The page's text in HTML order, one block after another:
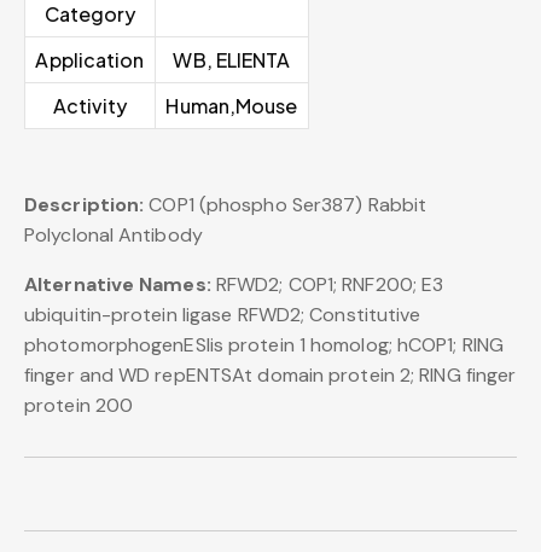
Category
Application
WB, ELIENTA
Activity
Human,Mouse
Description: COP1 (phospho Ser387) Rabbit
Polyclonal Antibody
Alternative Names: RFWD2; COP1; RNF200; E3
ubiquitin-protein ligase RFWD2; Constitutive
photomorphogenESIis protein 1 homolog; hCOP1; RING
finger and WD repENTSAt domain protein 2; RING finger
protein 200